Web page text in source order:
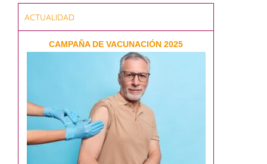
ACTUALIDAD
CAMPAÑA DE VACUNACIÓN 2025